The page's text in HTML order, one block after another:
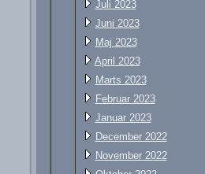
Juli 2023
Juni 2023
Maj 2023
April 2023
Marts 2023
Februar 2023
Januar 2023
December 2022
November 2022